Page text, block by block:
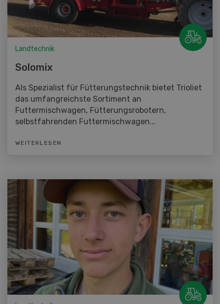
Landtechnik
Solomix
Als Spezialist für Fütterungstechnik bietet Trioliet
das umfangreichste Sortiment an
Futtermischwagen, Fütterungsrobotern,
selbstfahrenden Futtermischwagen...
WEITERLESEN